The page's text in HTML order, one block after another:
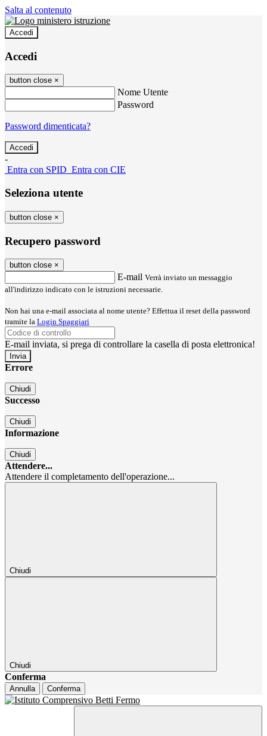
Salta al contenuto
Accedi
Accedi
button close ×
Nome Utente
Password
Password dimenticata?
-
Entra con SPID Entra con CIE
Seleziona utente
button close ×
Recupero password
button close ×
E-mail Verrà inviato un messaggio
all'indirizzo indicato con le istruzioni necessarie.
Non hai una e-mail associata al nome utente? Effettua il reset della password
tramite la Login Spaggiari
E-mail inviata, si prega di controllare la casella di posta elettronica!
Errore
Chiudi
Successo
Chiudi
Informazione
Chiudi
Attendere...
Attendere il completamento dell'operazione...
Chiudi
Chiudi
Conferma
Annulla Conferma